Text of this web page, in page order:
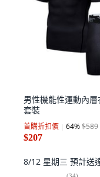
男性機能性運動內
套裝
首購折扣價 64%$589
$207
8/12 星期三 預計送
(34)